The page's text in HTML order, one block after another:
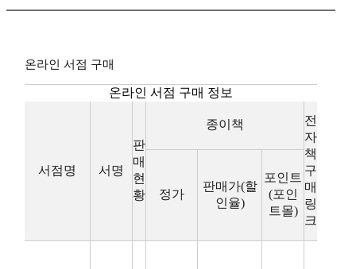
온라인 서점 구매
온라인 서점 구매 정보
서점명 서명
판
매
현
황
종이책
전
자
책
구
매
링
크
정가
판매가(할
인율)
포인트
(포인
트몰)